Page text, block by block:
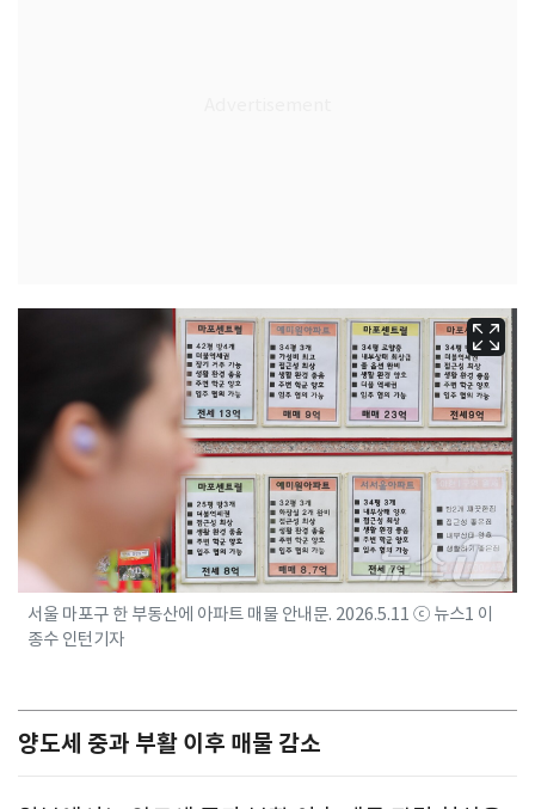
서울 마포구 한 부동산에 아파트 매물 안내문. 2026.5.11 ⓒ 뉴스1 이
종수 인턴기자
양도세 중과 부활 이후 매물 감소